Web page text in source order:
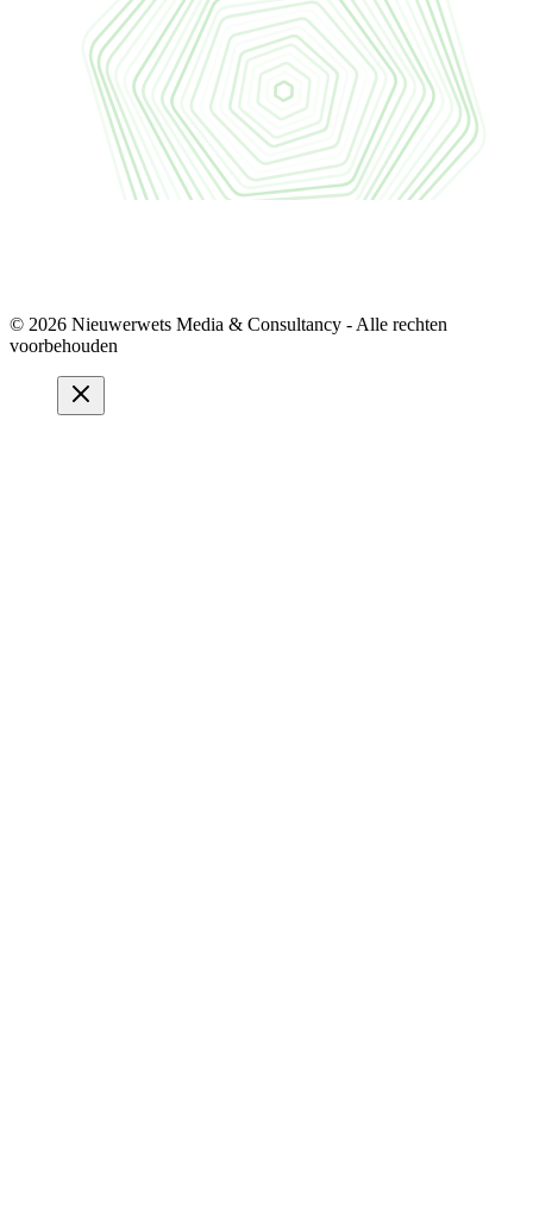
© 2026 Nieuwerwets Media & Consultancy - Alle rechten
voorbehouden